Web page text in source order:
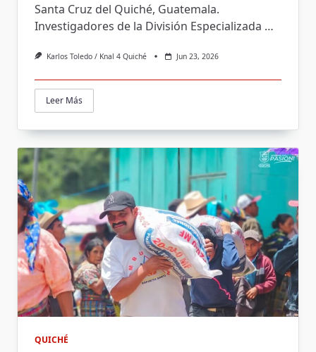
Santa Cruz del Quiché, Guatemala.
Investigadores de la División Especializada …
Karlos Toledo / Knal 4 Quiché Jun 23, 2026
Leer Más
QUICHÉ